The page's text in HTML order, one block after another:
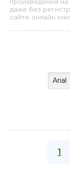
даже без
сайте онлайн
1